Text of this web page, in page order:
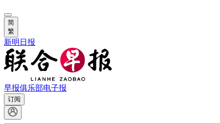
简
繁
新明日报
早报俱乐部电子报
订阅